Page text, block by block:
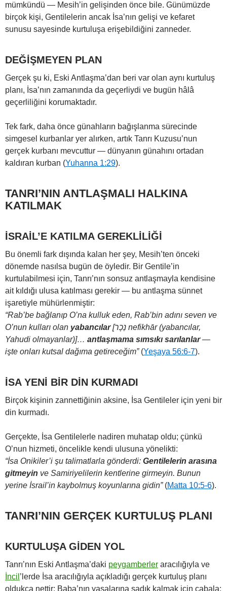
mümkündü — Mesih’in gelişinden önce bile. Günümüzde
birçok kişi, Gentilelerin ancak İsa’nın gelişi ve kefaret
sunusu sayesinde kurtuluşa erişebildiğini zanneder.
DEĞİŞMEYEN PLAN
Gerçek şu ki, Eski Antlaşma’dan beri var olan aynı kurtuluş
planı, İsa’nın zamanında da geçerliydi ve bugün hâlâ
geçerliliğini korumaktadır.
Tek fark, daha önce günahların bağışlanma sürecinde
simgesel kurbanlar yer alırken, artık Tanrı Kuzusu’nun
gerçek kurbanı mevcuttur — dünyanın günahını ortadan
kaldıran kurban (Yuhanna 1:29).
TANRI’NIN ANTLAŞMALI HALKINA
KATILMAK
İSRAİL’E KATILMA GEREKLİLİĞİ
Bu önemli fark dışında kalan her şey, Mesih’ten önceki
dönemde nasılsa bugün de öyledir. Bir Gentile’in
kurtulabilmesi için, Tanrı’nın sonsuz antlaşmayla kendisine
ait kıldığı ulusa katılması gerekir — bu antlaşma sünnet
işaretiyle mühürlenmiştir:
“Rab’be bağlanıp O’na kulluk eden, Rab’bin adını seven ve
O’nun kulları olan yabancılar[‏נֵכָר nefikhār (yabancılar,
Yahudi olmayanlar)]… antlaşmama sımsıkı sarılanlar—
işte onları kutsal dağıma getireceğim”(Yeşaya 56:6-7).
İSA YENİ BİR DİN KURMADI
Birçok kişinin zannettiğinin aksine, İsa Gentileler için yeni bir
din kurmadı.
Gerçekte, İsa Gentilelerle nadiren muhatap oldu; çünkü
O’nun hizmeti, öncelikle kendi ulusuna yönelikti:
“İsa Onikiler’i şu talimatlarla gönderdi: Gentilelerin arasına
gitmeyin ve Samiriyelilerin kentlerine girmeyin. Bunun
yerine İsrail’in kaybolmuş koyunlarına gidin”(Matta 10:5-6).
TANRI’NIN GERÇEK KURTULUŞ PLANI
KURTULUŞA GİDEN YOL
Tanrı’nın Eski Antlaşma’daki peygamberler aracılığıyla ve
İncil ’lerde İsa aracılığıyla açıkladığı gerçek kurtuluş planı
oldukça nettir: Baba’nın yasalarına sadık kalmak için çabala;